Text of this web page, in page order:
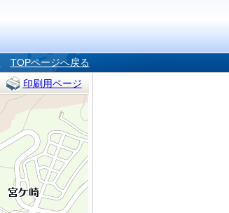
TOPページへ戻る
印刷用ページ